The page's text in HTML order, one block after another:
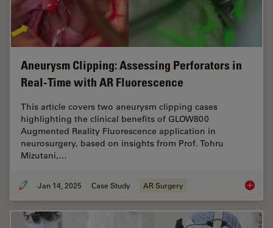
Aneurysm Clipping: Assessing Perforators in
Real-Time with AR Fluorescence
This article covers two aneurysm clipping cases
highlighting the clinical benefits of GLOW800
Augmented Reality Fluorescence application in
neurosurgery, based on insights from Prof. Tohru
Mizutani,…
Jan 14, 2025 Case Study AR Surgery